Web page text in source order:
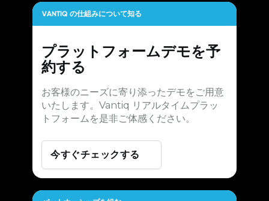
VANTIQ の仕組みについて知る
プラットフォームデモを予
約する
お客様のニーズに寄り添ったデモをご用意
いたします。Vantiq リアルタイムプラッ
トフォームを是非ご体感ください。
今すぐチェックする